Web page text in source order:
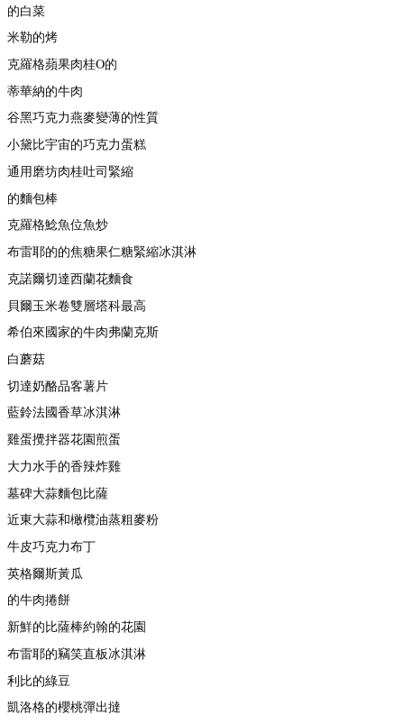
的白菜
米勒的烤
克羅格蘋果肉桂O的
蒂華納的牛肉
谷黑巧克力燕麥變薄的性質
小黛比宇宙的巧克力蛋糕
通用磨坊肉桂吐司緊縮
的麵包棒
克羅格鯰魚位魚炒
布雷耶的的焦糖果仁糖緊縮冰淇淋
克諾爾切達西蘭花麵食
貝爾玉米卷雙層塔科最高
希伯來國家的牛肉弗蘭克斯
白蘑菇
切達奶酪品客薯片
藍鈴法國香草冰淇淋
雞蛋攪拌器花園煎蛋
大力水手的香辣炸雞
墓碑大蒜麵包比薩
近東大蒜和橄欖油蒸粗麥粉
牛皮巧克力布丁
英格爾斯黃瓜
的牛肉捲餅
新鮮的比薩棒約翰的花園
布雷耶的竊笑直板冰淇淋
利比的綠豆
凱洛格的櫻桃彈出撻